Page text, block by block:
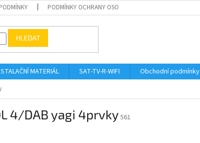
PODMÍNKY OCHRANY OSOBNÍCH ÚDAJŮ
HLEDAT
MATERIÁL SAT-TV-R-WIFI Obchodní podmínky
4/DAB yagi 4prvky 561